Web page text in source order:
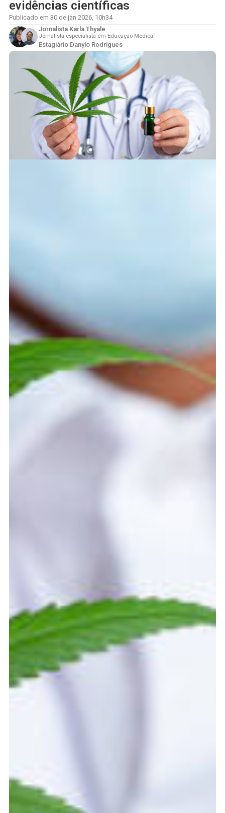
evidências científicas
Publicado em 30 de jan 2026, 10h34
Jornalista Karla Thyale
Jornalista especialista em Educação Médica
Estagiário Danylo Rodrigues